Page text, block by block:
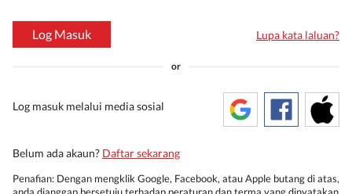
Log Masuk Lupa kata laluan?
or
Log masuk melalui media sosial
Belum ada akaun? Daftar sekarang
Penafian: Dengan mengklik Google, Facebook, atau Apple butang di atas,